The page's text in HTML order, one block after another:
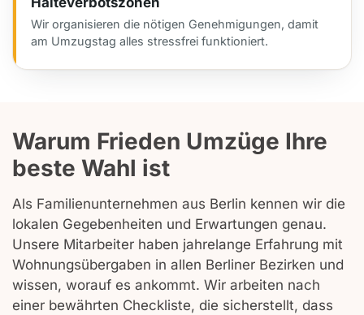
Wir organisieren die nötigen Genehmigungen, damit
am Umzugstag alles stressfrei funktioniert.
Warum Frieden Umzüge Ihre
beste Wahl ist
Als Familienunternehmen aus Berlin kennen wir die
lokalen Gegebenheiten und Erwartungen genau.
Unsere Mitarbeiter haben jahrelange Erfahrung mit
Wohnungsübergaben in allen Berliner Bezirken und
wissen, worauf es ankommt. Wir arbeiten nach
einer bewährten Checkliste, die sicherstellt, dass